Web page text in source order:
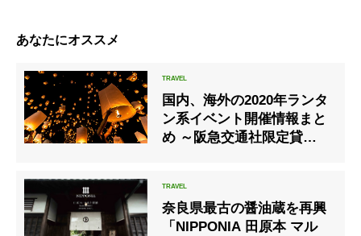
あなたにオススメ
国内、海外の2020年ランタ
ン系イベント開催情報まと
め ～阪急交通社限定貸切イ
奈良県最古の醤油蔵を再興
「NIPPONIA 田原本 マル